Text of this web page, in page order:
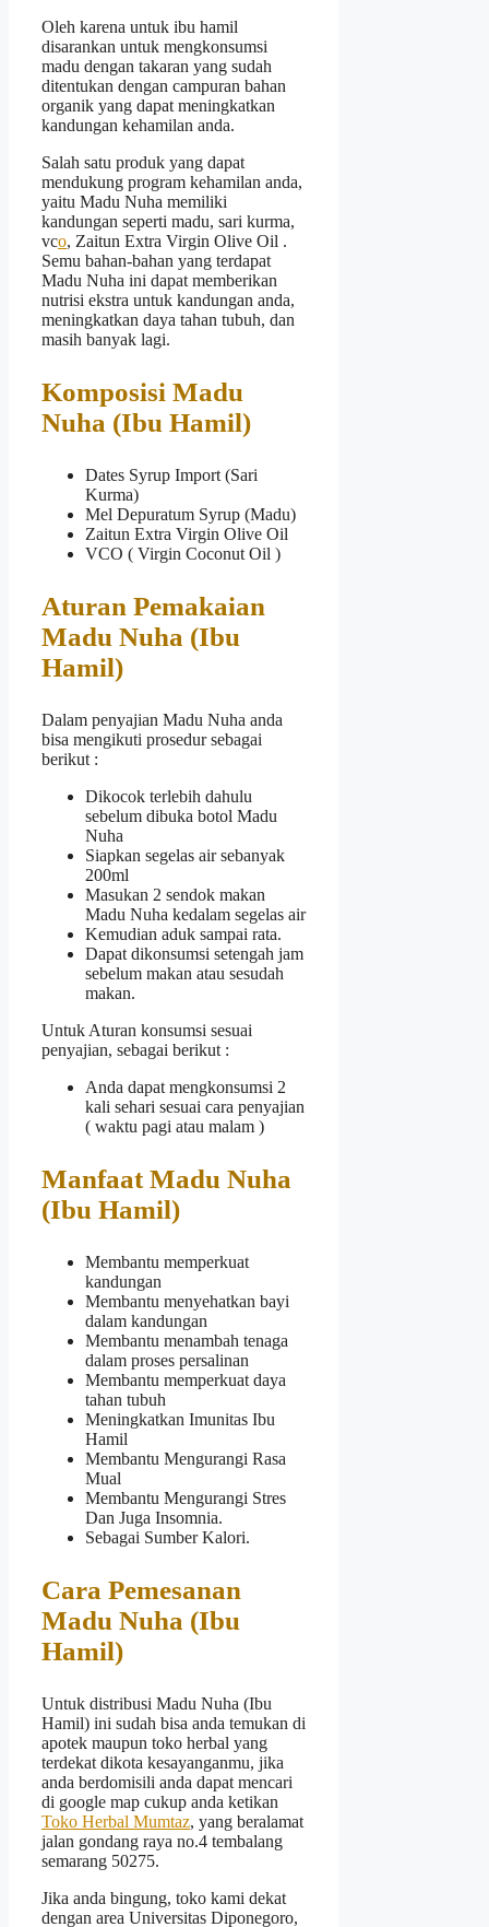
Oleh karena untuk ibu hamil
disarankan untuk mengkonsumsi
madu dengan takaran yang sudah
ditentukan dengan campuran bahan
organik yang dapat meningkatkan
kandungan kehamilan anda.
Salah satu produk yang dapat
mendukung program kehamilan anda,
yaitu Madu Nuha memiliki
kandungan seperti madu, sari kurma,
vco, Zaitun Extra Virgin Olive Oil .
Semu bahan-bahan yang terdapat
Madu Nuha ini dapat memberikan
nutrisi ekstra untuk kandungan anda,
meningkatkan daya tahan tubuh, dan
masih banyak lagi.
Komposisi Madu
Nuha (Ibu Hamil)
Dates Syrup Import (Sari
Kurma)
Mel Depuratum Syrup (Madu)
Zaitun Extra Virgin Olive Oil
VCO ( Virgin Coconut Oil )
Aturan Pemakaian
Madu Nuha (Ibu
Hamil)
Dalam penyajian Madu Nuha anda
bisa mengikuti prosedur sebagai
berikut :
Dikocok terlebih dahulu
sebelum dibuka botol Madu
Nuha
Siapkan segelas air sebanyak
200ml
Masukan 2 sendok makan
Madu Nuha kedalam segelas air
Kemudian aduk sampai rata.
Dapat dikonsumsi setengah jam
sebelum makan atau sesudah
makan.
Untuk Aturan konsumsi sesuai
penyajian, sebagai berikut :
Anda dapat mengkonsumsi 2
kali sehari sesuai cara penyajian
( waktu pagi atau malam )
Manfaat Madu Nuha
(Ibu Hamil)
Membantu memperkuat
kandungan
Membantu menyehatkan bayi
dalam kandungan
Membantu menambah tenaga
dalam proses persalinan
Membantu memperkuat daya
tahan tubuh
Meningkatkan Imunitas Ibu
Hamil
Membantu Mengurangi Rasa
Mual
Membantu Mengurangi Stres
Dan Juga Insomnia.
Sebagai Sumber Kalori.
Cara Pemesanan
Madu Nuha (Ibu
Hamil)
Untuk distribusi Madu Nuha (Ibu
Hamil) ini sudah bisa anda temukan di
apotek maupun toko herbal yang
terdekat dikota kesayanganmu, jika
anda berdomisili anda dapat mencari
di google map cukup anda ketikan
Toko Herbal Mumtaz, yang beralamat
jalan gondang raya no.4 tembalang
semarang 50275.
Jika anda bingung, toko kami dekat
dengan area Universitas Diponegoro,